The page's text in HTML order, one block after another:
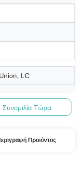
LC
Συνομιλία Τώρα
Προϊόντος